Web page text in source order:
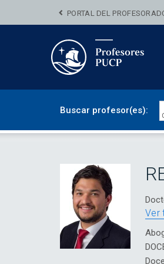
PORTAL DEL
Buscar profesor(es):
Ver